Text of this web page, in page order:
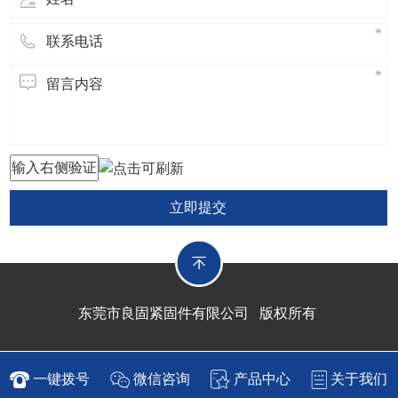
立即提交
东莞市良固紧固件有限公司 版权所有
一键拨号 微信咨询 产品中心 关于我们